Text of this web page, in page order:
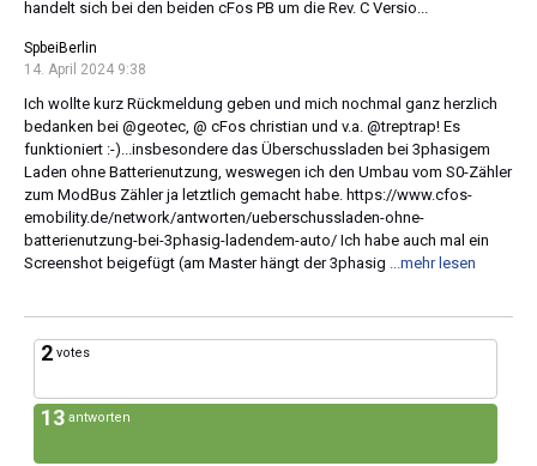
handelt sich bei den beiden cFos PB um die Rev. C Versio...
SpbeiBerlin
14. April 2024 9:38
Ich wollte kurz Rückmeldung geben und mich nochmal ganz herzlich
bedanken bei @geotec, @ cFos christian und v.a. @treptrap! Es
funktioniert :-)...insbesondere das Überschussladen bei 3phasigem
Laden ohne Batterienutzung, weswegen ich den Umbau vom S0-Zähler
zum ModBus Zähler ja letztlich gemacht habe. https://www.cfos-
emobility.de/network/antworten/ueberschussladen-ohne-
batterienutzung-bei-3phasig-ladendem-auto/ Ich habe auch mal ein
Screenshot beigefügt (am Master hängt der 3phasig
...mehr lesen
2 votes
13 antworten